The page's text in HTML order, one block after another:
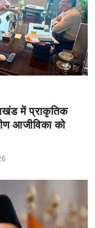
में प्राकृतिक
आजीविका को